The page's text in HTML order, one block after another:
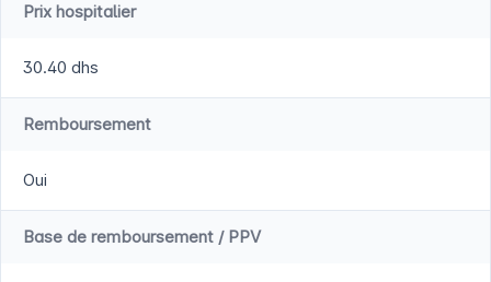
Prix hospitalier
30.40 dhs
Remboursement
Oui
Base de remboursement / PPV